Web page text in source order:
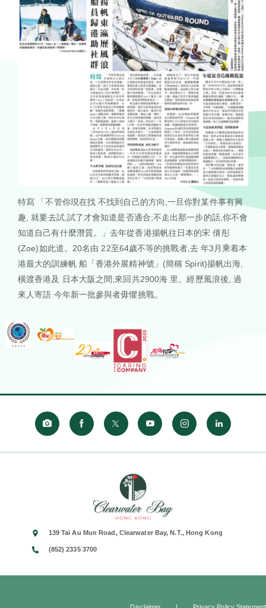
特寫 「不管你現在找 不找到自己的方向,一旦你對某件事有興
趣, 就要去試,試了才會知道是否適合;不走出那一步的話,你不會
知道自己有什麼潛質。」去年從香港揚帆往日本的宋 倩彤
(Zoe)如此道。20名由 22至64歲不等的挑戰者,去 年3月乘着本
港最大的訓練帆 船「香港外展精神號」(簡稱 Spirit)揚帆出海,
橫渡香港及 日本大阪之間,來回共2900海 里。經歷風浪後, 過
來人寄語 今年新一批參與者毋懼挑戰。
139 Tai Au Mun Road, Clearwater Bay, N.T., Hong Kong
(852) 2335 3700
Disclaimer | Privacy Policy Statement